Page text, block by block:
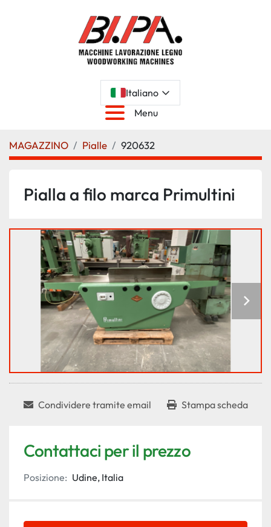
Italiano
Menu
MAGAZZINO Pialle 920632
Pialla a filo marca Primultini
Condividere tramite email Stampa scheda
Contattaci per il prezzo
Posizione: Udine, Italia